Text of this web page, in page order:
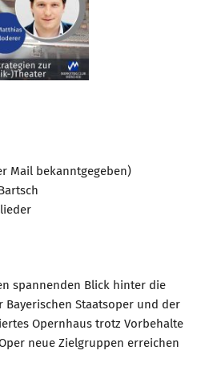
Mail bekanntgegeben)
spannenden Blick hinter die
Bayerischen Staatsoper und der
Opernhaus trotz Vorbehalte
neue Zielgruppen erreichen